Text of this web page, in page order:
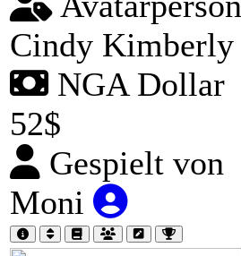
Cindy Kimberly
NGA Dollar
52$
Gespielt von
Moni